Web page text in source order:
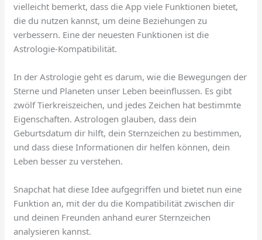
vielleicht bemerkt, dass die App viele Funktionen bietet,
die du nutzen kannst, um deine Beziehungen zu
verbessern. Eine der neuesten Funktionen ist die
Astrologie-Kompatibilität.
In der Astrologie geht es darum, wie die Bewegungen der
Sterne und Planeten unser Leben beeinflussen. Es gibt
zwölf Tierkreiszeichen, und jedes Zeichen hat bestimmte
Eigenschaften. Astrologen glauben, dass dein
Geburtsdatum dir hilft, dein Sternzeichen zu bestimmen,
und dass diese Informationen dir helfen können, dein
Leben besser zu verstehen.
Snapchat hat diese Idee aufgegriffen und bietet nun eine
Funktion an, mit der du die Kompatibilität zwischen dir
und deinen Freunden anhand eurer Sternzeichen
analysieren kannst.